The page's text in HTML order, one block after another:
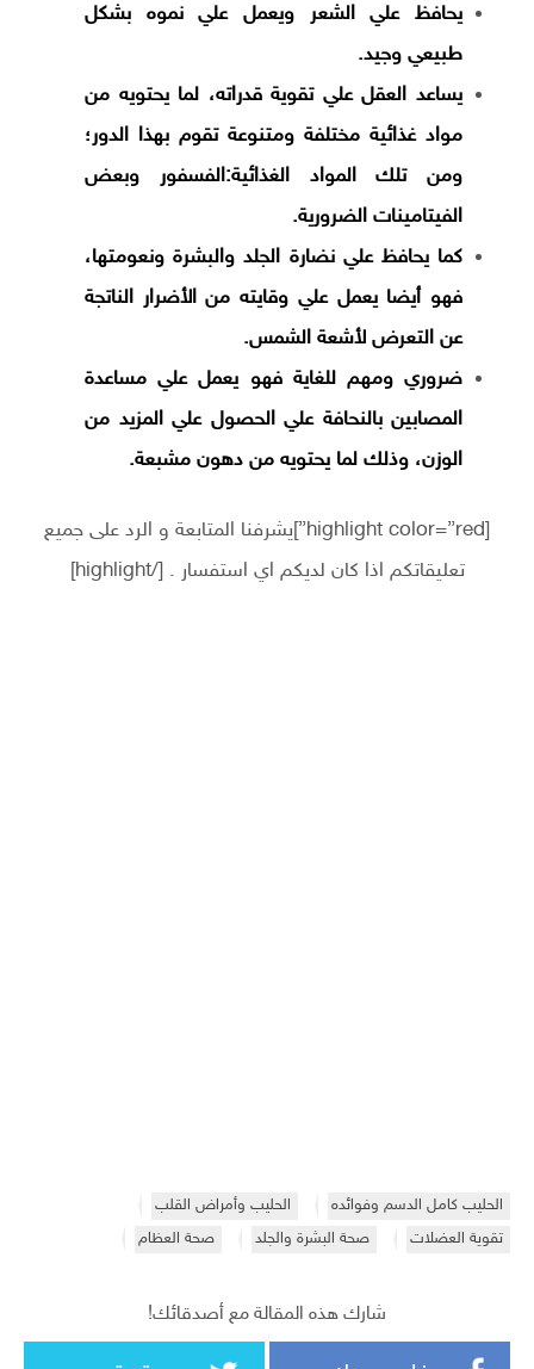
يحافظ علي الشعر ويعمل علي نموه بشكل
طبيعي وجيد.
يساعد العقل علي تقوية قدراته، لما يحتويه من
مواد غذائية مختلفة ومتنوعة تقوم بهذا الدور؛
ومن تلك المواد الغذائية:الفسفور وبعض
الفيتامينات الضرورية.
كما يحافظ علي نضارة الجلد والبشرة ونعومتها،
فهو أيضا يعمل علي وقايته من الأضرار الناتجة
عن التعرض لأشعة الشمس.
ضروري ومهم للغاية فهو يعمل علي مساعدة
المصابين بالنحافة علي الحصول علي المزيد من
الوزن، وذلك لما يحتويه من دهون مشبعة.
[highlight color=”red”]يشرفنا المتابعة و الرد على جميع
تعليقاتكم اذا كان لديكم اي استفسار . [/highlight]
الحليب كامل الدسم وفوائده
الحليب وأمراض القلب
تقوية العضلات
صحة البشرة والجلد صحة العظام
شارك هذه المقالة مع أصدقائك!